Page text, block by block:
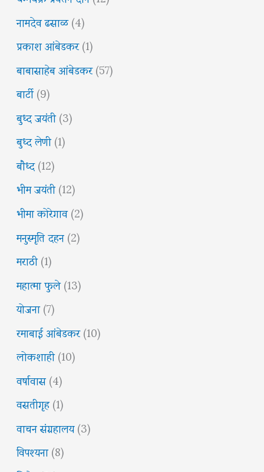
नामदेव ढसाळ(4)
प्रकाश आंबेडकर(1)
बाबासाहेब आंबेडकर(57)
बार्टी(9)
बुध्द जयंती(3)
बुध्द लेणी(1)
बौध्द(12)
भीम जयंती(12)
भीमा कोरेगाव(2)
मनुस्मृति दहन(2)
मराठी(1)
महात्मा फुले(13)
योजना(7)
रमाबाई आंबेडकर(10)
लोकशाही(10)
वर्षावास(4)
वसतीगृह(1)
वाचन संग्रहालय(3)
विपश्यना(8)